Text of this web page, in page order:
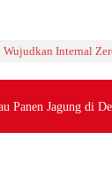
Wujudkan Internal
Panen Jagung di